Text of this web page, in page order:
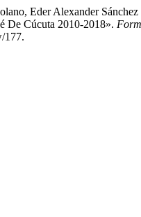
Eder Alexander
De Cúcuta 2010-2018».
177.